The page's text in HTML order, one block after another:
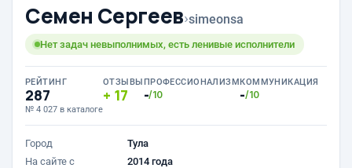
Семен Сергеев›simeonsa
Нет задач невыполнимых, есть ленивые исполнители
РЕЙТИНГ
287
№ 4 027 в каталоге
ОТЗЫВЫ
17
ПРОФЕССИОНАЛИЗМ
-/10
КОММУНИКАЦИЯ
-/10
Город
Тула
На сайте с
2014 года